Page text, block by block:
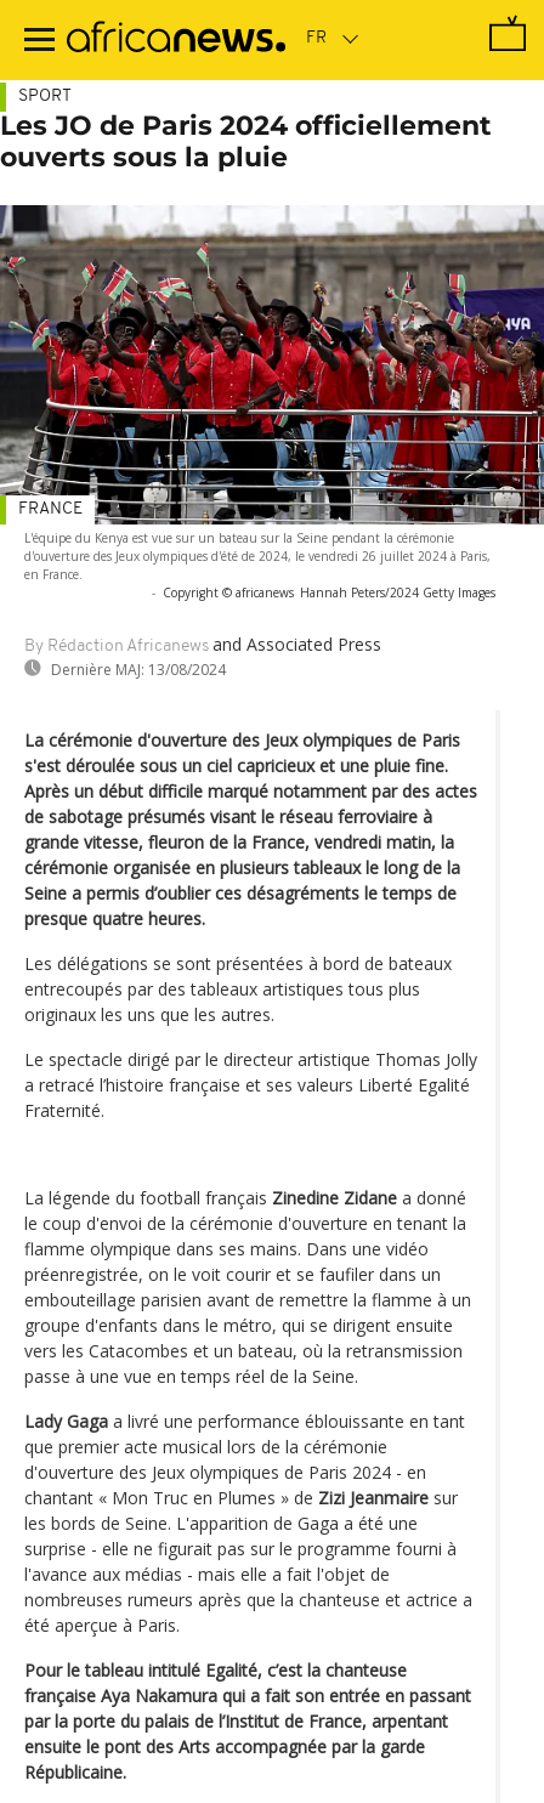
contenu
SPORT
Les JO de Paris 2024 officiellement
ouverts sous la pluie
L'équipe du Kenya est vue sur un bateau sur la Seine pendant la cérémonie
d'ouverture des Jeux olympiques d'été de 2024, le vendredi 26 juillet 2024 à Paris,
en France.
- Copyright © africanews Hannah Peters/2024 Getty Images
By Rédaction Africanews and Associated Press
Dernière MAJ: 13/08/2024
FRANCE
La cérémonie d'ouverture des Jeux olympiques de Paris
s'est déroulée sous un ciel capricieux et une pluie fine.
Après un début difficile marqué notamment par des actes
de sabotage présumés visant le réseau ferroviaire à
grande vitesse, fleuron de la France, vendredi matin, la
cérémonie organisée en plusieurs tableaux le long de la
Seine a permis d’oublier ces désagréments le temps de
presque quatre heures.
Les délégations se sont présentées à bord de bateaux
entrecoupés par des tableaux artistiques tous plus
originaux les uns que les autres.
Le spectacle dirigé par le directeur artistique Thomas Jolly
a retracé l’histoire française et ses valeurs Liberté Egalité
Fraternité.
La légende du football français Zinedine Zidane a donné
le coup d'envoi de la cérémonie d'ouverture en tenant la
flamme olympique dans ses mains. Dans une vidéo
préenregistrée, on le voit courir et se faufiler dans un
embouteillage parisien avant de remettre la flamme à un
groupe d'enfants dans le métro, qui se dirigent ensuite
vers les Catacombes et un bateau, où la retransmission
passe à une vue en temps réel de la Seine.
Lady Gaga a livré une performance éblouissante en tant
que premier acte musical lors de la cérémonie
d'ouverture des Jeux olympiques de Paris 2024 - en
chantant « Mon Truc en Plumes » de Zizi Jeanmaire sur
les bords de Seine. L'apparition de Gaga a été une
surprise - elle ne figurait pas sur le programme fourni à
l'avance aux médias - mais elle a fait l'objet de
nombreuses rumeurs après que la chanteuse et actrice a
été aperçue à Paris.
Pour le tableau intitulé Egalité, c’est la chanteuse
française Aya Nakamura qui a fait son entrée en passant
par la porte du palais de l’Institut de France, arpentant
ensuite le pont des Arts accompagnée par la garde
Républicaine.